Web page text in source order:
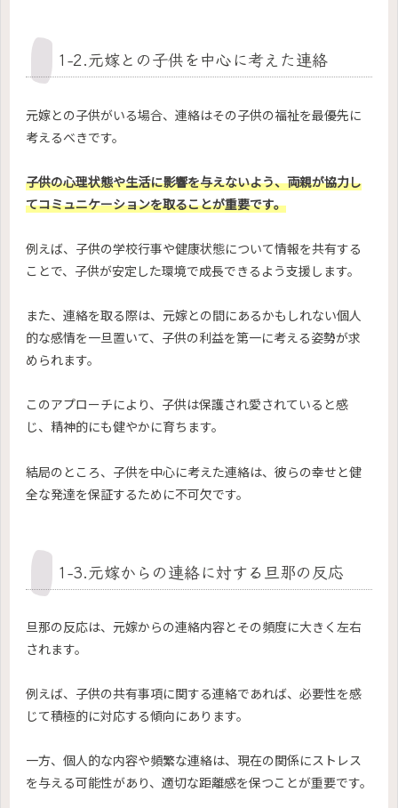
1-2.元嫁との子供を中心に考えた連絡
元嫁との子供がいる場合、連絡はその子供の福祉を最優先に
考えるべきです。
子供の心理状態や生活に影響を与えないよう、両親が協力し
てコミュニケーションを取ることが重要です。
例えば、子供の学校行事や健康状態について情報を共有する
ことで、子供が安定した環境で成長できるよう支援します。
また、連絡を取る際は、元嫁との間にあるかもしれない個人
的な感情を一旦置いて、子供の利益を第一に考える姿勢が求
められます。
このアプローチにより、子供は保護され愛されていると感
じ、精神的にも健やかに育ちます。
結局のところ、子供を中心に考えた連絡は、彼らの幸せと健
全な発達を保証するために不可欠です。
1-3.元嫁からの連絡に対する旦那の反応
旦那の反応は、元嫁からの連絡内容とその頻度に大きく左右
されます。
例えば、子供の共有事項に関する連絡であれば、必要性を感
じて積極的に対応する傾向にあります。
一方、個人的な内容や頻繁な連絡は、現在の関係にストレス
を与える可能性があり、適切な距離感を保つことが重要です。